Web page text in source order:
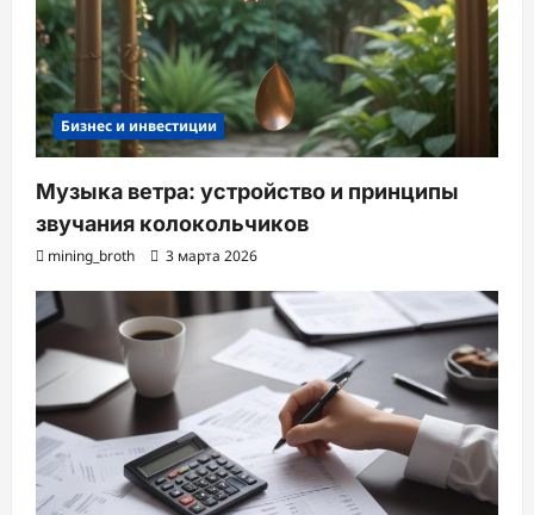
Бизнес и инвестиции
Музыка ветра: устройство и принципы
звучания колокольчиков
mining_broth 3 марта 2026